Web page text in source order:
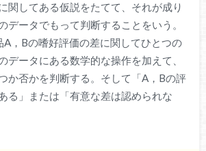
関してある仮説をたてて、それが成り
データでもって判断することをいう。
，Bの嗜好評価の差に関してひとつの
データにある数学的な操作を加えて、
か否かを判断する。そして「A，Bの評
る」または「有意な差は認められな